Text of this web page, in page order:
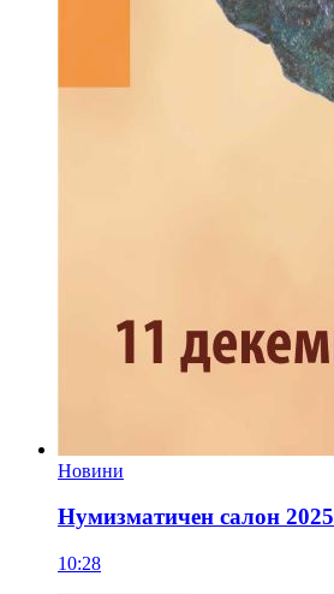
Новини
Нумизматичен салон 2025
10:28